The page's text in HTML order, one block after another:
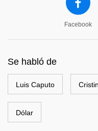
Facebook
Se habló de
Luis Caputo
Dólar